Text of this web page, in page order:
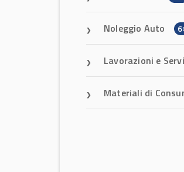
Noleggio Auto
Lavorazioni e
Materiali di